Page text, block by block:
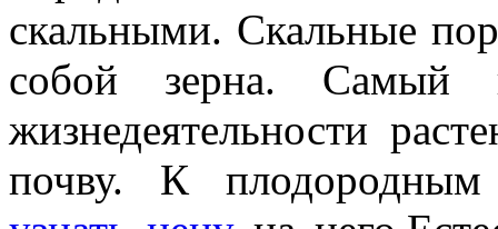
скальными. Скальные
собой зерна. Самый
жизнедеятельности
почву. К плодородным